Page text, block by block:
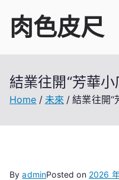
content
肉色皮尺
結業往開“芳華
Home 未來 結業往開“
ByadminPosted on 2026